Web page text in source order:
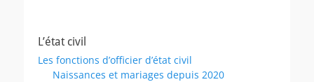
L’état civil
Les fonctions d’officier d’état civil
Naissances et mariages depuis 2020